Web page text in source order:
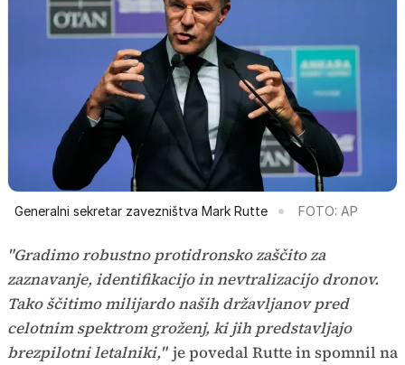
Generalni sekretar zavezništva Mark Rutte FOTO: AP
"Gradimo robustno protidronsko zaščito za
zaznavanje, identifikacijo in nevtralizacijo dronov.
Tako ščitimo milijardo naših državljanov pred
celotnim spektrom groženj, ki jih predstavljajo
brezpilotni letalniki," je povedal Rutte in spomnil na